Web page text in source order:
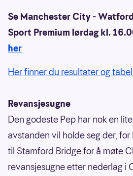
Se Manchester City -
Sport Premium lørdag kl.
her
Her finner du resultater og
Revansjesugne
Den godeste Pep har nok en
avstanden vil holde seg der,
til Stamford Bridge for å møte
revansjesugne etter nederlag i